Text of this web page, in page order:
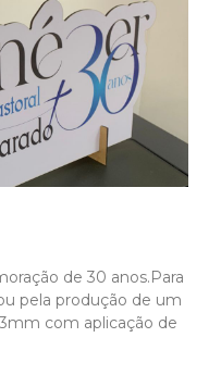
de 30 anos.Para
pela produção de um
com aplicação de